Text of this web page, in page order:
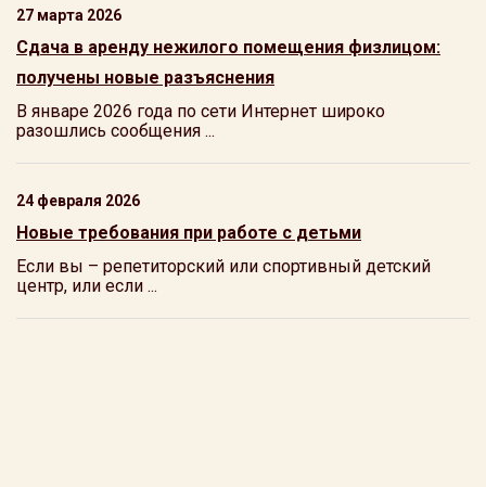
27 марта 2026
Сдача в аренду нежилого помещения физлицом:
получены новые разъяснения
В январе 2026 года по сети Интернет широко
разошлись сообщения ...
24 февраля 2026
Новые требования при работе с детьми
Если вы – репетиторский или спортивный детский
центр, или если ...